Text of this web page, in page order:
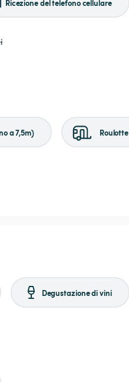
Ricezione del telefono cellulare
a 7,5m) Roulotte
Degustazione di vini